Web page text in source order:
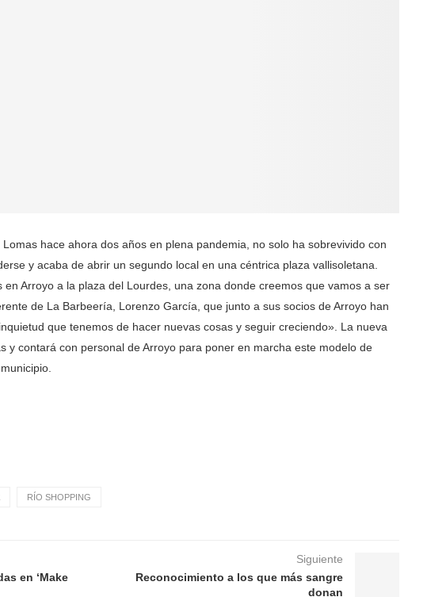
hace ahora dos años en plena pandemia, no solo ha sobrevivido con
y acaba de abrir un segundo local en una céntrica plaza vallisoletana.
Arroyo a la plaza del Lourdes, una zona donde creemos que vamos a ser
de La Barbeería, Lorenzo García, que junto a sus socios de Arroyo han
que tenemos de hacer nuevas cosas y seguir creciendo». La nueva
y contará con personal de Arroyo para poner en marcha este modelo de
RÍO SHOPPING
en ‘Make
Siguiente
Reconocimiento a los que más sangre
donan